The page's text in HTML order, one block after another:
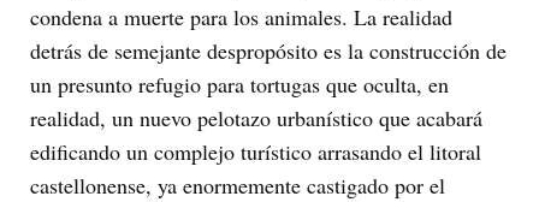
condena a muerte para los animales. La realidad
detrás de semejante despropósito es la construcción de
un presunto refugio para tortugas que oculta, en
realidad, un nuevo pelotazo urbanístico que acabará
edificando un complejo turístico arrasando el litoral
castellonense, ya enormemente castigado por el